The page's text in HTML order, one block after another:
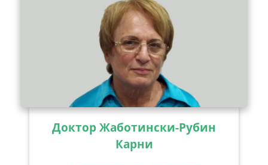
Доктор Жаботински-Рубин
Карни